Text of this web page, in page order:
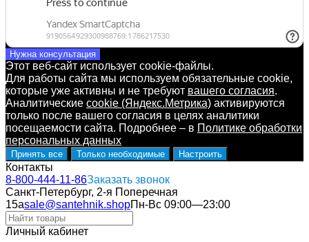
Нужна консультация
Этот веб-сайт использует cookie-файлы.
Для работы сайта мы используем обязательные cookie,
которые уже активны и не требуют вашего согласия.
Аналитические cookie (Яндекс.Метрика) активируются
только после вашего согласия в целях аналитики
посещаемости сайта. Подробнее – в Политике обработки
персональных данных
Принять все Только необходимые Настроить
Контакты
8-800-444-11-86Заказать звонок
Санкт-Петербург, 2-я Поперечная
15аsale@santehnik.shopПн-Вс 09:00—23:00
Личный кабинет